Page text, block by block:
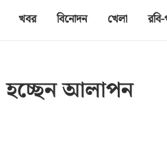
খবর বিনোদন খেলা
হচ্ছেন আলাপন